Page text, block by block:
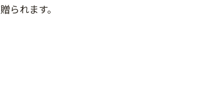
られます。